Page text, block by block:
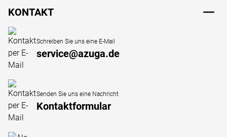
KONTAKT
Schreiben Sie uns eine E-Mail
service@azuga.de
Senden Sie uns eine Nachricht
Kontaktformular